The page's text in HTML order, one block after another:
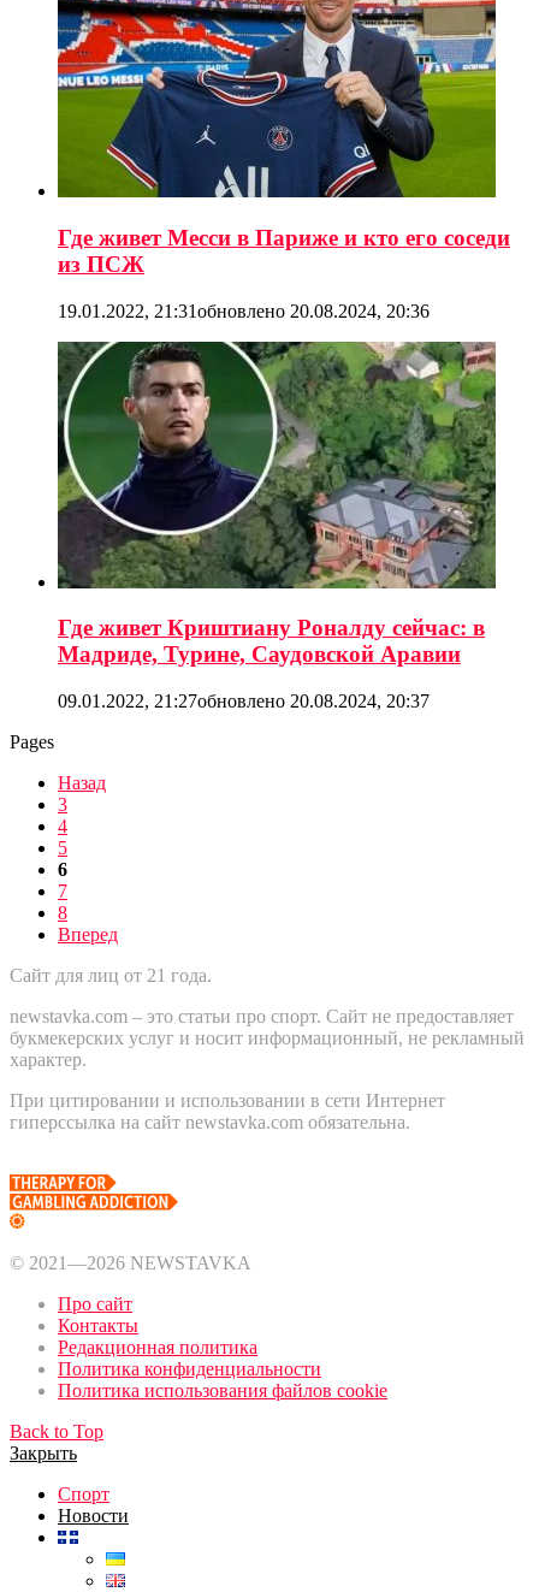
Где живет Месси в Париже и кто его соседи
из ПСЖ
19.01.2022, 21:31обновлено 20.08.2024, 20:36
Где живет Криштиану Роналду сейчас: в
Мадриде, Турине, Саудовской Аравии
09.01.2022, 21:27обновлено 20.08.2024, 20:37
Pages
Назад
3
4
5
6
7
8
Вперед
Сайт для лиц от 21 года.
newstavka.com – это статьи про спорт. Сайт не предоставляет
букмекерских услуг и носит информационный, не рекламный
характер.
При цитировании и использовании в сети Интернет
гиперссылка на сайт newstavka.com обязательна.
© 2021—2026 NEWSTAVKA
Про сайт
Контакты
Редакционная политика
Политика конфиденциальности
Политика использования файлов cookie
Back to Top
Закрыть
Спорт
Новости